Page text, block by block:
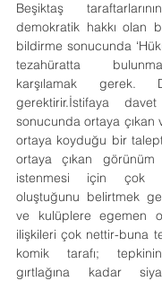
Beşiktaş
demokratik hakkı olan
bildirme sonucunda
tezahüratta
karşılamak gerek.
gerektirir.İstifaya
sonucunda ortaya çıkan
ortaya koyduğu bir
ortaya çıkan
istenmesi için çok
oluştuğunu belirtmek
ve kulüplere egemen
ilişkileri çok nettir-buna
komik tarafı;
gırtlağına kadar